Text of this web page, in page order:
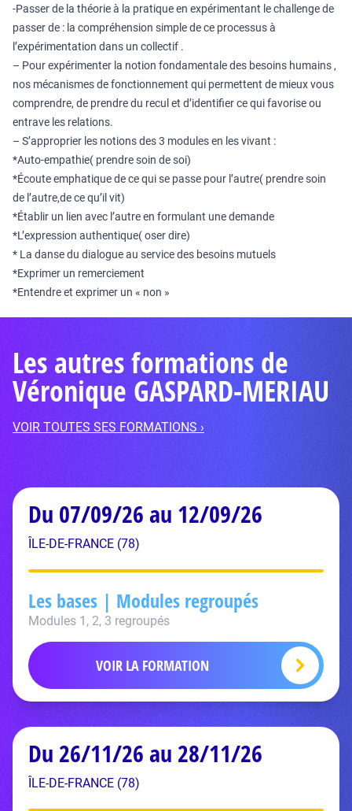
-Passer de la théorie à la pratique en expérimentant le challenge de
passer de : la compréhension simple de ce processus à
l’expérimentation dans un collectif .
– Pour expérimenter la notion fondamentale des besoins humains ,
nos mécanismes de fonctionnement qui permettent de mieux vous
comprendre, de prendre du recul et d’identifier ce qui favorise ou
entrave les relations.
– S’approprier les notions des 3 modules en les vivant :
*Auto-empathie( prendre soin de soi)
*Écoute emphatique de ce qui se passe pour l’autre( prendre soin
de l’autre,de ce qu’il vit)
*Établir un lien avec l’autre en formulant une demande
*L’expression authentique( oser dire)
* La danse du dialogue au service des besoins mutuels
*Exprimer un remerciement
*Entendre et exprimer un « non »
Les autres formations de
Véronique GASPARD-MERIAU
VOIR TOUTES SES FORMATIONS ›
Du 07/09/26 au 12/09/26
ÎLE-DE-FRANCE (78)
Les bases | Modules regroupés
Modules 1, 2, 3 regroupés
VOIR LA FORMATION
Du 26/11/26 au 28/11/26
ÎLE-DE-FRANCE (78)